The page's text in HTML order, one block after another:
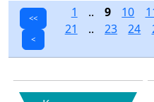
<<
<
1 ..9 10
21
..23 24